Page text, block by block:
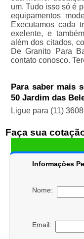
um. Tudo isso só é
equipamentos
Executamos cada
exelente, e
além dos citados,
De Granito Para
contato conosco.
Para saber mais
50 Jardim das
Ligue para (11)
Faça sua
Informações
Nome:
Email: